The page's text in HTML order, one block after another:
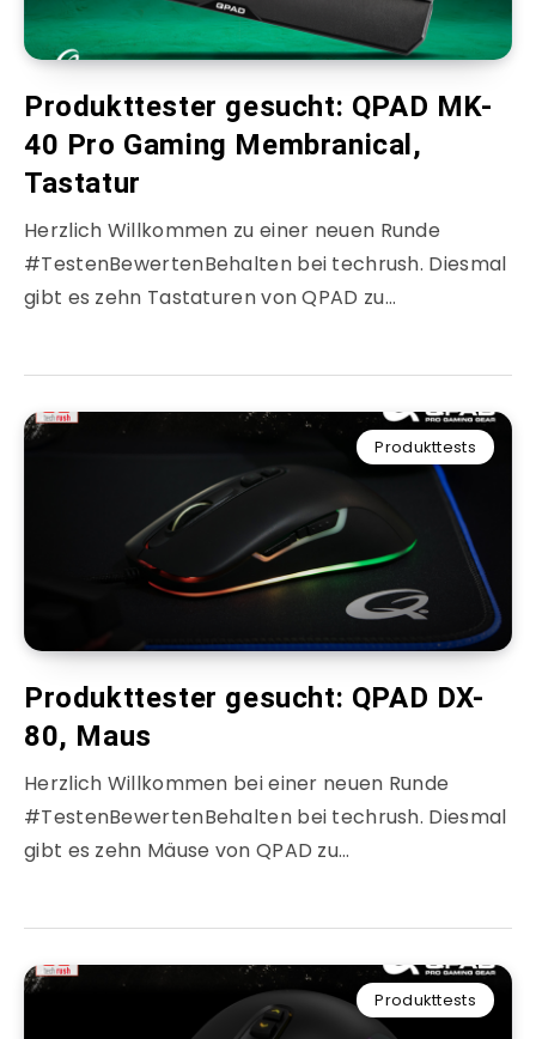
Produkttester gesucht: QPAD MK-
40 Pro Gaming Membranical,
Tastatur
Herzlich Willkommen zu einer neuen Runde
#TestenBewertenBehalten bei techrush. Diesmal
gibt es zehn Tastaturen von QPAD zu…
Produkttests
Produkttester gesucht: QPAD DX-
80, Maus
Herzlich Willkommen bei einer neuen Runde
#TestenBewertenBehalten bei techrush. Diesmal
gibt es zehn Mäuse von QPAD zu…
Produkttests